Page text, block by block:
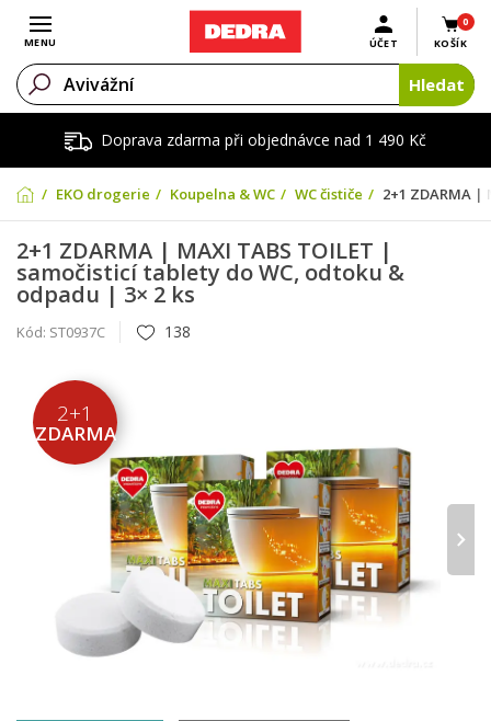
Doprava zdarma při objednávce nad 1 490 Kč
Otevřít menu
MENU
0
KOŠÍK
ÚČET
Hledat
EKO drogerie Koupelna & WC WC čističe 2+1 ZDARMA |
2+1 ZDARMA | MAXI TABS TOILET |
samočisticí tablety do WC, odtoku &
odpadu | 3× 2 ks
Kód: ST0937C 138
2+1
ZDARMA
›